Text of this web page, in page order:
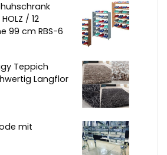
/ 12
99 cm RBS-6
Teppich
Langflor
mit